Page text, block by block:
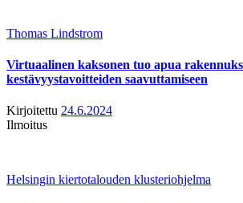
Thomas Lindstrom
Virtuaalinen kaksonen tuo apua
kestävyystavoitteiden saavuttamiseen
Kirjoitettu 24.6.2024
Ilmoitus
Helsingin kiertotalouden klusteriohjelma